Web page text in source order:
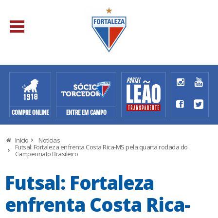
COMPRE ONLINE ENTRE EM CAMPO
Início Notícias
Futsal: Fortaleza enfrenta Costa Rica-MS pela quarta rodada do
Campeonato Brasileiro
Futsal: Fortaleza
enfrenta Costa Rica-